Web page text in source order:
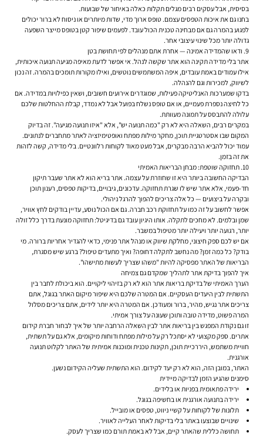
בסיסית, אבל עסקים רבים מגלים תקלות כאלה באיחור של שבועות.
בחנו גם את איכות הטפסים עצמם. טופס ארוך מדי, שדות מיותרים או ניסוח לא ברור יכולים
לפגוע בהמרה גם אם מבחינה טכנית הכול עובד. לפעמים שיפור קטן בטופס מייצר השפעה
גדולה יותר מכל שינוי עיצובי אחר.
9. ודאו שהמדידה אמינה — אחרת אתם מנהלים לפי תחושת בטן
אתר בלי מדידה תקינה הוא אתר שקשה לנהל. אי אפשר לדעת מאיפה מגיעה תנועה איכותית,
אילו עמודים באמת עובדים, איפה המשתמשים נוטשים, ואילו מקורות תומכים בהמרה. זה נכון
לשיווק, למכירות וגם להנהלה.
בדקו שמערכות האנליטיקה פעילות, שמוגדרים אירועים חשובים, ושאין כפילויות במדידה. אם
כל לחיצה נספרת פעמיים, או אם טופס נשלח בפועל אבל לא נמדד, קבלת ההחלטות שלכם
עלולה להתבסס על תמונה מעוותת.
במקרים רבים, השאלה היא לא רק "כמה תנועה יש", אלא "איזו תנועה מגיעה". זה בדיוק
המקום שבו אסטרטגיית תוכן, מחקר מילות מפתח ואופטימיזציה לאתר מתחברים לנתונים.
עמוד יכול להביא הרבה מבקרים, אבל מעט מאוד לקוחות רלוונטיים. בלי מדידה, קשה לזהות
את זה בזמן.
10. תחזוקה שוטפת: מבחן הבריאות האמיתי
הבדיקה החשובה ביותר היא זו שחוזרת על עצמה. אתר בריא הוא לא אתר שעבר תיקון
חד-פעמי, אלא אתר שיש לו שגרת תחזוקה. עדכונים, גיבויים, בדיקות טפסים, רענון תוכן
ובקרה על ביצועים — כל אלה צריכים להפוך להרגל ניהולי.
אפשר לחשוב על זה כמו על תחזוקת רכב חברה. גם אם הכול נוסע, עדיין בודקים לחץ אוויר,
שמן ובלמים. לא מחכים לתקלה. אותו היגיון עובד גם בדיגיטל: תחזוקה מונעת בדרך כלל זולה
יותר, רגועה יותר ויעילה יותר מטיפול במשבר.
אם יש לכם ספק חיצוני, מחלקת שיווק או מנהל אתר פנימי, כדאי להגדיר אחריות ברורה. מי
בודק? כל כמה זמן? מה נחשב לתקלה דחופה? ואיך מתעדים טיפול? ברגע שיש מסגרת,
הבריאות של האתר מפסיקה להיות "משהו שצריך לעשות מתישהו".
איך להפוך בדיקת אתר לתהליך שמקדם גם צמיחה
הערך האמיתי של בדיקת בריאות אתר הוא לא רק בזיהוי ליקויים. הוא ביכולת לחבר בין
התשתית לבין היעדים העסקיים. אם המטרה שלכם היא שיפור מיקום האתר בגוגל, אתם
צריכים אתר נגיש, מהיר, ברור ומעודכן. אם המטרה היא יותר לידים, אתם צריכים מסלול
המרה פשוט, מדידה טובה ותוכן שעונה על צורך אמיתי.
זו גם נקודת המפגש בין בריאות אתר לבין השאלה הרחבה יותר של איך לבחור חברת קידום
אתרים. ספק מקצועי לא יסתכל רק על מילות מפתח ודוחות מיקומים, אלא גם על תשתית,
חוויית משתמש, היררכיית תוכן, תקינות טכנית ומוכנות אמיתית של האתר לקלוט תנועה
אורגנית.
האתר, במובן הזה, הוא לא רק יעד לקידום. הוא התשתית שעליה הקידום נשען.
סימנים שהגיע הזמן לבדיקה מיידית
ירידה פתאומית בפניות או בלידים.
ירידה בתנועה אורגנית או בחשיפה בגוגל.
תלונות של לקוחות על קשיי ניווט, טפסים או מובייל.
שינויים שבוצעו באתר בלי בדיקות לאחר העלייה לאוויר.
תחושה כללית שהאתר קיים, אבל לא באמת תורם כמו שצריך לעסק.